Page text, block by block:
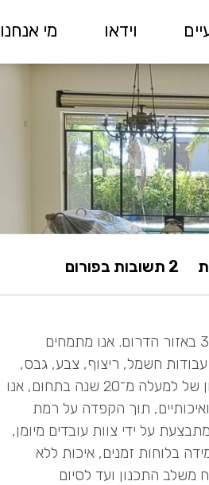
וידאו מי אנחנו
2 תשובות בפורום
אלישע דהאן, קבלן שיפוצים רשום מספר 37645 באזור הדרום. אנו מתמחים
עבודות חשמל, ריצוף, צבע, גבס,
אינסטלציה, שיפוץ חדרי אמבטיה ועוד. עם ניסיון של למעלה מ־20 שנה בתחום, אנו
ואיכותיים, תוך הקפדה על רמת
על ידי צוות עובדים מיומן,
בלוחות זמנים, איכות ללא
משלב התכנון ועד לסיום